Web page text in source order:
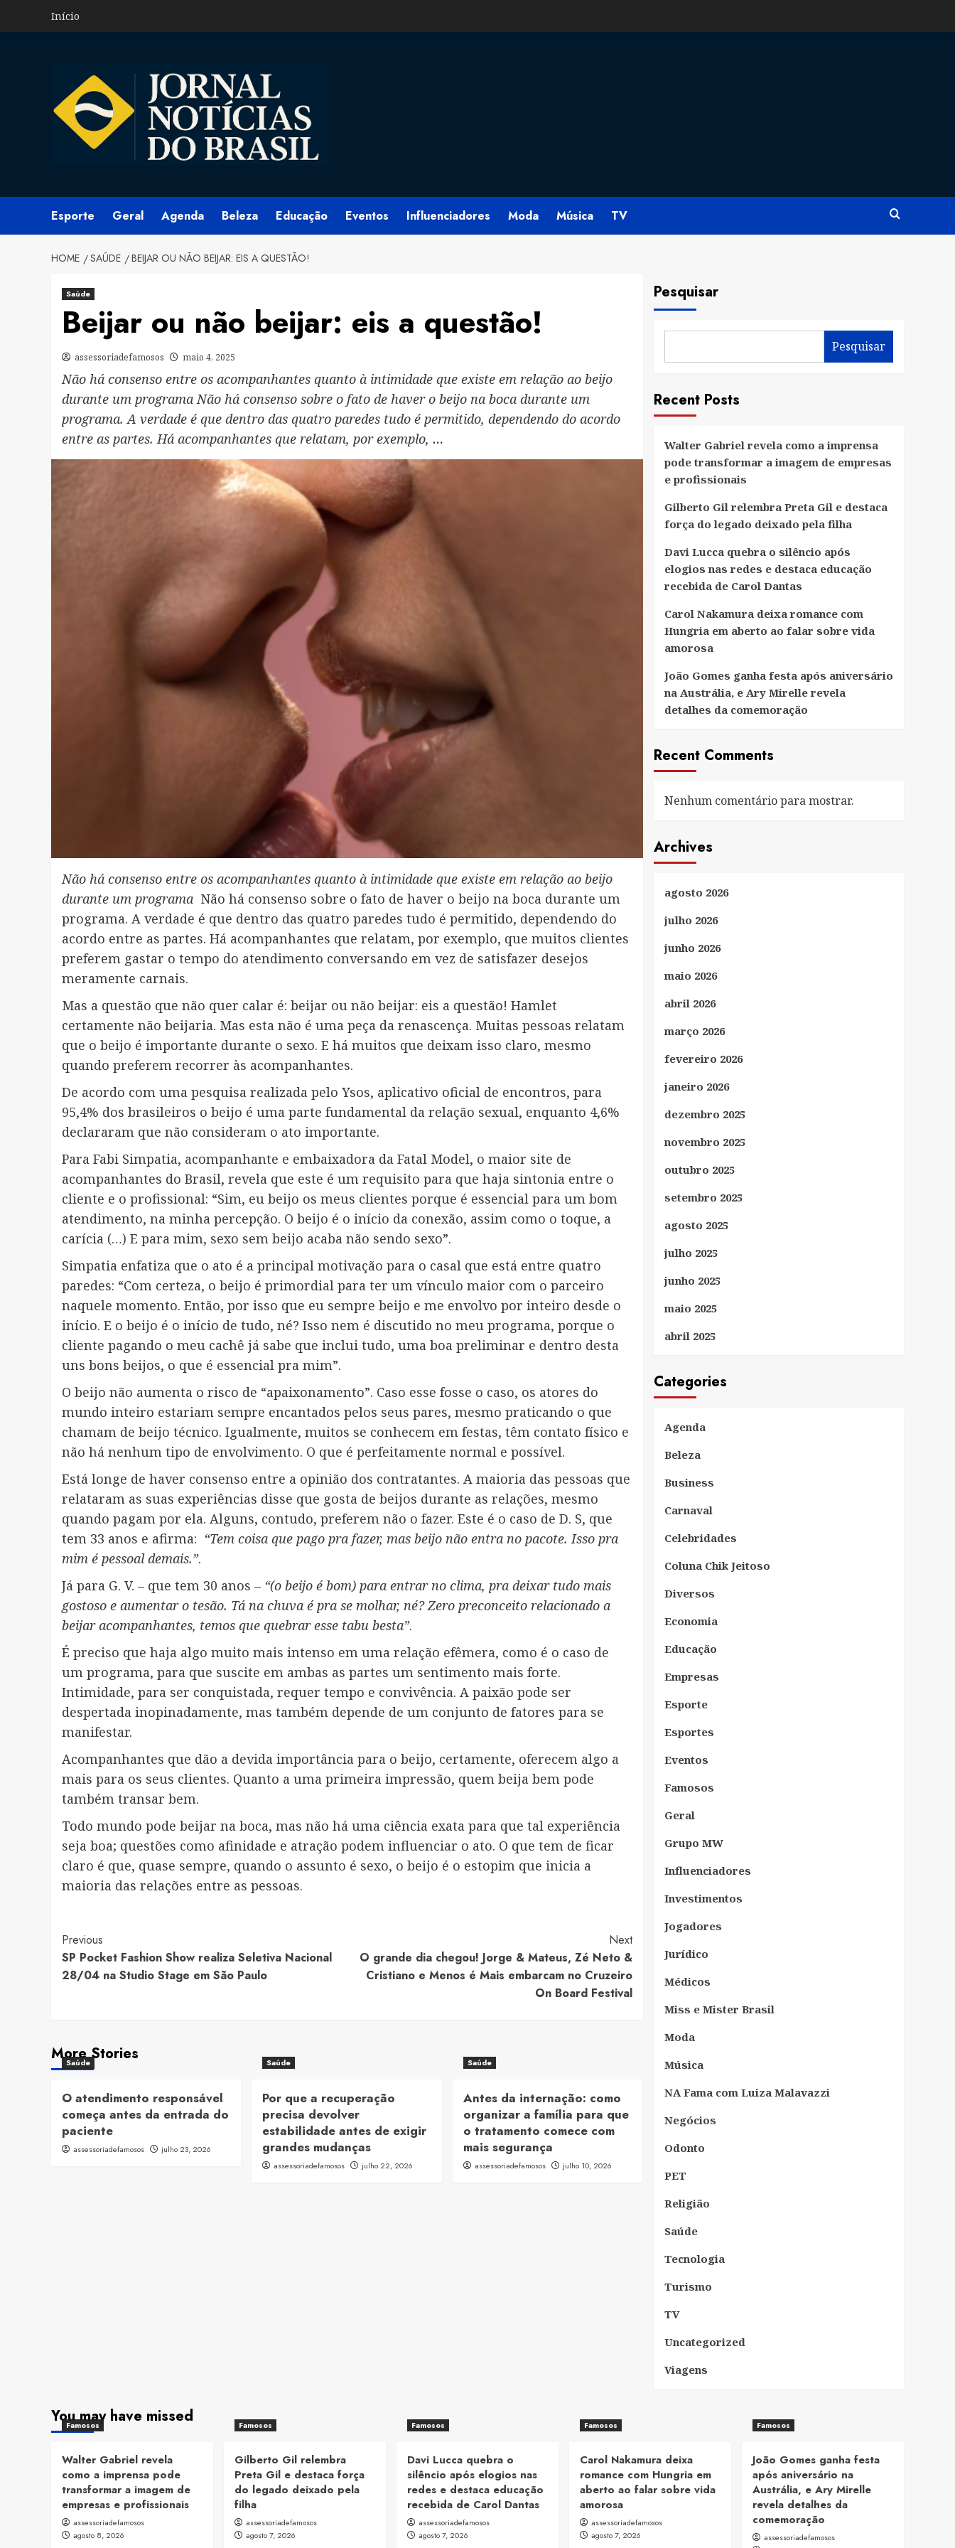
Início
Esporte Geral Agenda Beleza Educação Eventos Influenciadores Moda Música TV
HOME SAÚDE BEIJAR OU NÃO BEIJAR: EIS A QUESTÃO!
Saúde
Beijar ou não beijar: eis a questão!
assessoriadefamosos maio 4, 2025
Não há consenso entre os acompanhantes quanto à intimidade que existe em relação ao beijo
durante um programa Não há consenso sobre o fato de haver o beijo na boca durante um
programa. A verdade é que dentro das quatro paredes tudo é permitido, dependendo do acordo
entre as partes. Há acompanhantes que relatam, por exemplo, …
Não há consenso entre os acompanhantes quanto à intimidade que existe em relação ao beijo
durante um programa Não há consenso sobre o fato de haver o beijo na boca durante um
programa. A verdade é que dentro das quatro paredes tudo é permitido, dependendo do
acordo entre as partes. Há acompanhantes que relatam, por exemplo, que muitos clientes
preferem gastar o tempo do atendimento conversando em vez de satisfazer desejos
meramente carnais.
Mas a questão que não quer calar é: beijar ou não beijar: eis a questão! Hamlet
certamente não beijaria. Mas esta não é uma peça da renascença. Muitas pessoas relatam
que o beijo é importante durante o sexo. E há muitos que deixam isso claro, mesmo
quando preferem recorrer às acompanhantes.
De acordo com uma pesquisa realizada pelo Ysos, aplicativo oficial de encontros, para
95,4% dos brasileiros o beijo é uma parte fundamental da relação sexual, enquanto 4,6%
declararam que não consideram o ato importante.
Para Fabi Simpatia, acompanhante e embaixadora da Fatal Model, o maior site de
acompanhantes do Brasil, revela que este é um requisito para que haja sintonia entre o
cliente e o profissional: “Sim, eu beijo os meus clientes porque é essencial para um bom
atendimento, na minha percepção. O beijo é o início da conexão, assim como o toque, a
carícia (…) E para mim, sexo sem beijo acaba não sendo sexo”.
Simpatia enfatiza que o ato é a principal motivação para o casal que está entre quatro
paredes: “Com certeza, o beijo é primordial para ter um vínculo maior com o parceiro
naquele momento. Então, por isso que eu sempre beijo e me envolvo por inteiro desde o
início. E o beijo é o início de tudo, né? Isso nem é discutido no meu programa, porque o
cliente pagando o meu cachê já sabe que inclui tudo, uma boa preliminar e dentro desta
uns bons beijos, o que é essencial pra mim”.
O beijo não aumenta o risco de “apaixonamento”. Caso esse fosse o caso, os atores do
mundo inteiro estariam sempre encantados pelos seus pares, mesmo praticando o que
chamam de beijo técnico. Igualmente, muitos se conhecem em festas, têm contato físico e
não há nenhum tipo de envolvimento. O que é perfeitamente normal e possível.
Está longe de haver consenso entre a opinião dos contratantes. A maioria das pessoas que
relataram as suas experiências disse que gosta de beijos durante as relações, mesmo
quando pagam por ela. Alguns, contudo, preferem não o fazer. Este é o caso de D. S, que
tem 33 anos e afirma: “Tem coisa que pago pra fazer, mas beijo não entra no pacote. Isso pra
mim é pessoal demais.”.
Já para G. V. – que tem 30 anos – “(o beijo é bom) para entrar no clima, pra deixar tudo mais
gostoso e aumentar o tesão. Tá na chuva é pra se molhar, né? Zero preconceito relacionado a
beijar acompanhantes, temos que quebrar esse tabu besta”.
É preciso que haja algo muito mais intenso em uma relação efêmera, como é o caso de
um programa, para que suscite em ambas as partes um sentimento mais forte.
Intimidade, para ser conquistada, requer tempo e convivência. A paixão pode ser
despertada inopinadamente, mas também depende de um conjunto de fatores para se
manifestar.
Acompanhantes que dão a devida importância para o beijo, certamente, oferecem algo a
mais para os seus clientes. Quanto a uma primeira impressão, quem beija bem pode
também transar bem.
Todo mundo pode beijar na boca, mas não há uma ciência exata para que tal experiência
seja boa; questões como afinidade e atração podem influenciar o ato. O que tem de ficar
claro é que, quase sempre, quando o assunto é sexo, o beijo é o estopim que inicia a
maioria das relações entre as pessoas.
Post
Navigation
Previous
SP Pocket Fashion Show realiza Seletiva Nacional
28/04 na Studio Stage em São Paulo
Next
O grande dia chegou! Jorge & Mateus, Zé Neto &
Cristiano e Menos é Mais embarcam no Cruzeiro
On Board Festival
More Stories
Saúde
O atendimento responsável
começa antes da entrada do
paciente
assessoriadefamosos julho 23, 2026
Saúde
Por que a recuperação
precisa devolver
estabilidade antes de exigir
grandes mudanças
assessoriadefamosos julho 22, 2026
Saúde
Antes da internação: como
organizar a família para que
o tratamento comece com
mais segurança
assessoriadefamosos julho 10, 2026
Pesquisar
Pesquisar
Recent Posts
Walter Gabriel revela como a imprensa
pode transformar a imagem de empresas
e profissionais
Gilberto Gil relembra Preta Gil e destaca
força do legado deixado pela filha
Davi Lucca quebra o silêncio após
elogios nas redes e destaca educação
recebida de Carol Dantas
Carol Nakamura deixa romance com
Hungria em aberto ao falar sobre vida
amorosa
João Gomes ganha festa após aniversário
na Austrália, e Ary Mirelle revela
detalhes da comemoração
Recent Comments
Nenhum comentário para mostrar.
Archives
agosto 2026
julho 2026
junho 2026
maio 2026
abril 2026
março 2026
fevereiro 2026
janeiro 2026
dezembro 2025
novembro 2025
outubro 2025
setembro 2025
agosto 2025
julho 2025
junho 2025
maio 2025
abril 2025
Categories
Agenda
Beleza
Business
Carnaval
Celebridades
Coluna Chik Jeitoso
Diversos
Economia
Educação
Empresas
Esporte
Esportes
Eventos
Famosos
Geral
Grupo MW
Influenciadores
Investimentos
Jogadores
Jurídico
Médicos
Miss e Mister Brasil
Moda
Música
NA Fama com Luiza Malavazzi
Negócios
Odonto
PET
Religião
Saúde
Tecnologia
Turismo
TV
Uncategorized
Viagens
You may have missed
Famosos
Walter Gabriel revela
como a imprensa pode
transformar a imagem de
empresas e profissionais
assessoriadefamosos
agosto 8, 2026
Famosos
Gilberto Gil relembra
Preta Gil e destaca força
do legado deixado pela
filha
assessoriadefamosos
agosto 7, 2026
Famosos
Davi Lucca quebra o
silêncio após elogios nas
redes e destaca educação
recebida de Carol Dantas
assessoriadefamosos
agosto 7, 2026
Famosos
Carol Nakamura deixa
romance com Hungria em
aberto ao falar sobre vida
amorosa
assessoriadefamosos
agosto 7, 2026
Famosos
João Gomes ganha festa
após aniversário na
Austrália, e Ary Mirelle
revela detalhes da
comemoração
assessoriadefamosos